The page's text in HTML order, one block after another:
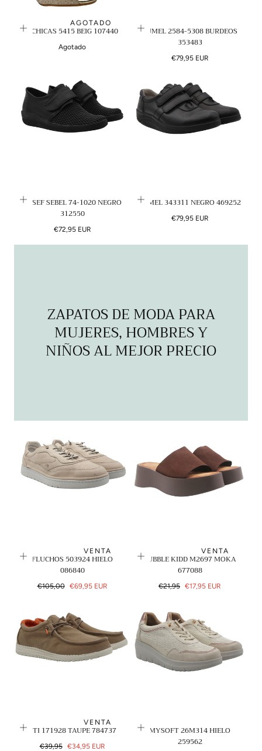
N AGOTADO
DCHICAS 5415 BEIG 107440
Agotado
LUMEL 2584-5308 BURDEOS
353483
Precio
€79,95 EUR
JOSEF SEBEL 74-1020 NEGRO
312550
Precio
€72,95 EUR
LUMEL 343311 NEGRO 469252
Precio
€79,95 EUR
ZAPATOS DE MODA PARA
MUJERES, HOMBRES Y
NIÑOS AL MEJOR PRECIO
VENTA
FLUCHOS 503924 HIELO
086840
Precio
€105,00
Precio
€69,95 EUR
VENTA
BUBBLE KIDD M2697 MOKA
677088
Precio
€21,95 Precio
€17,95 EUR
VENTA
XTI 171928 TAUPE 784737
Precio
€39,95
Precio
€34,95 EUR
MYSOFT 26M314 HIELO
259562